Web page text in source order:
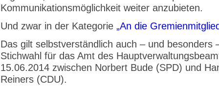
Kommunikationsmöglichkeit weiter anzubieten.
Und zwar in der Kategorie „An die
Das gilt selbstverständlich auch – und besonders
Stichwahl für das Amt des
15.06.2014 zwischen Norbert Bude (SPD) und
Reiners (CDU).